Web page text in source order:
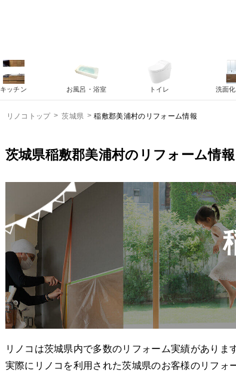
リノコトップ 茨城県 稲敷郡美浦村のリフォーム情報
茨城県稲敷郡美浦村のリフォーム情
リノコは茨城県内で多数のリフォーム実績がありま
実際にリノコを利用された茨城県のお客様のリフ
キッチン お風呂・浴室 トイレ 洗面